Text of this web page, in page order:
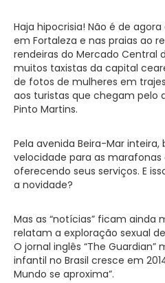
Haja hipocrisia! Não é de
em Fortaleza e nas praias ao
rendeiras do Mercado Central
muitos taxistas da capital
de fotos de mulheres em
aos turistas que chegam pelo
Pinto Martins.
Pela avenida Beira-Mar
velocidade para as
oferecendo seus serviços. E
a novidade?
Mas as “notícias” ficam ainda
relatam a exploração sexual
O jornal inglês “The Guardian”
infantil no Brasil cresce em
Mundo se aproxima”.